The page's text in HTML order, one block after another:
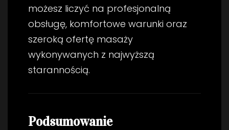
możesz liczyć na profesjonalną
obsługę, komfortowe warunki oraz
szeroką ofertę masaży
wykonywanych z najwyższą
starannością.
Podsumowanie